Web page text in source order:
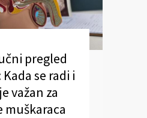
pregled
se radi i
važan za
muškaraca